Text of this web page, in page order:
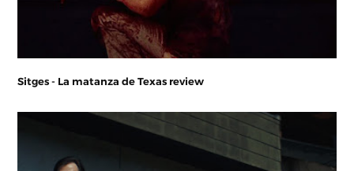
Sitges - La matanza de Texas review